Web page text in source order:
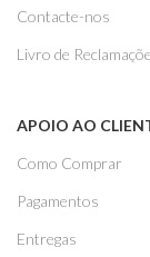
Contacte-nos
Livro de
APOIO AO
Como Comprar
Pagamentos
Entregas